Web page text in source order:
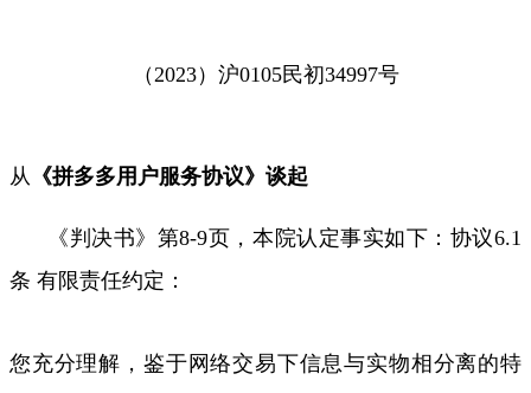
（ 2023）沪0105民初34997号
从 《拼多多用户服务协议》谈起
《判决书》第8-9页，本院认定事实如下：协议6.1
条 有限责任约定：
您充分理解，鉴于网络交易下信息与实物相分离的特